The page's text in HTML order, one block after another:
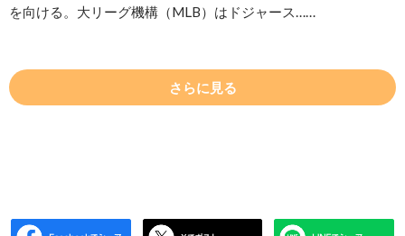
を向ける。大リーグ機構（MLB）はドジャース……
さらに見る